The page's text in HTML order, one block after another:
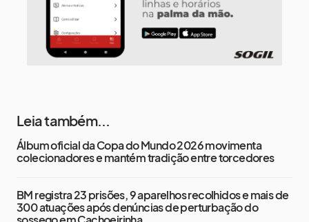
Leia também...
Álbum oficial da Copa do Mundo 2026 movimenta
colecionadores e mantém tradição entre torcedores
BM registra 23 prisões, 9 aparelhos recolhidos e mais de
300 atuações após denúncias de perturbação do